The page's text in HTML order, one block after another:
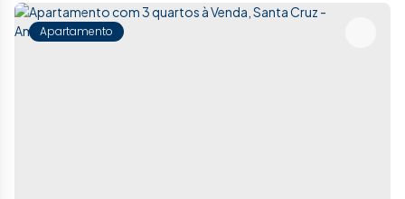
Apartamento